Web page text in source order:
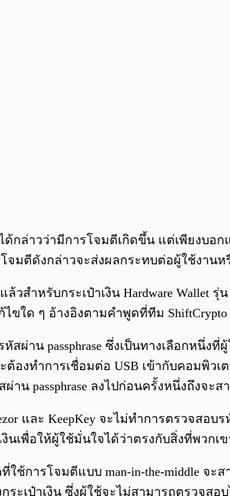
ด้กล่าวว่ามีการโจมตีเกิดขึ้น แต่เพียงบอ
โจมตีดังกล่าวจะส่งผลกระทบต่อผู้ใช้งาน
วสำหรับกระเป๋าเงิน Hardware Wallet
ขใด ๆ อ้างอิงตามคำพูดที่ทีม
สผ่าน passphrase ซึ่งเป็นทางเลือกหนึ่
ะต้องทำการเชื่อมต่อ USB เข้ากับคอมพิ
าน passphrase ลงไปก่อนครั้งหนึ่งถึงจะ
และ KeepKey จะไม่ทำการตรวจสอ
เงินเพื่อให้ผู้ใช้มั่นใจได้ว่าตรงกับสิ่งที่พวก
ช้การโจมตีแบบ man-in-the-middle จะ
กระเป๋าเงิน ซึ่งผู้ใช้จะไม่สามารถตรวจ